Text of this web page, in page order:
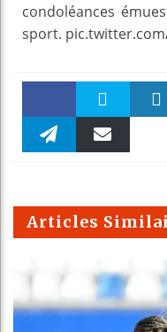
condoléances
sport.
Faceboo Twitter
m
Articles